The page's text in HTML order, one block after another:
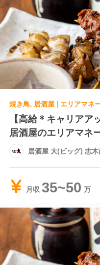
【高給＊キャリア
居酒屋のエリアマネ
居酒屋 大(ビッグ) 志
月収 35~50